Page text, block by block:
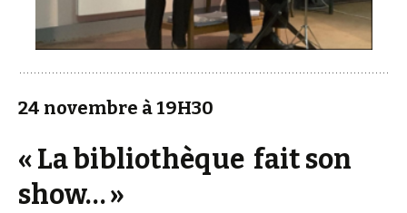
24 novembre à 19H30
« La bibliothèque fait son
show… »